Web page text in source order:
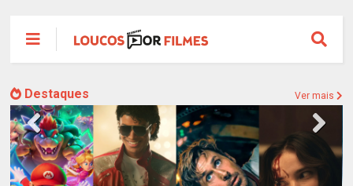
Destaques Ver mais